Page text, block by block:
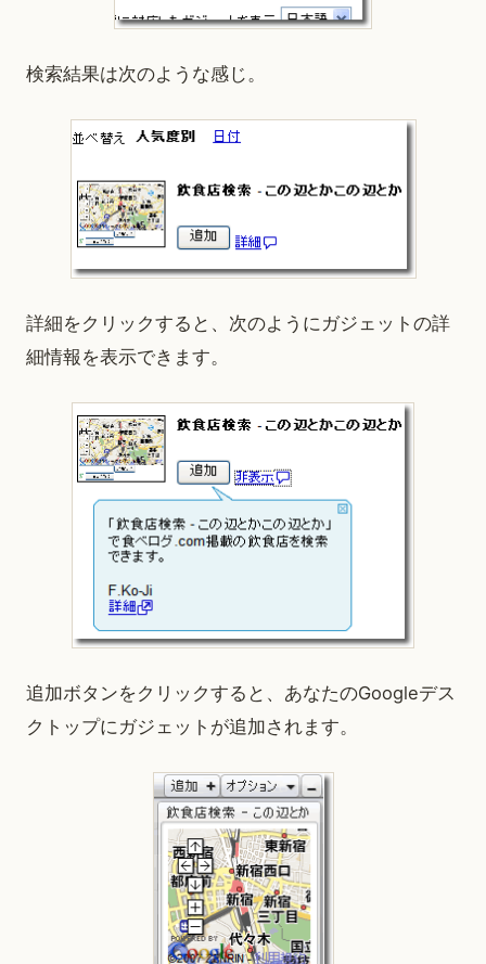
検索結果は次のような感じ。
詳細をクリックすると、次のようにガジェットの詳
細情報を表示できます。
追加ボタンをクリックすると、あなたのGoogleデス
クトップにガジェットが追加されます。